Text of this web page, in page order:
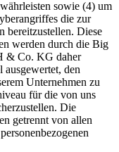
sowie (4) um
die zur
bereitzustellen. Diese
werden durch die Big
& Co. KG daher
ausgewertet, den
Unternehmen zu
für die von uns
Die
getrennt von allen